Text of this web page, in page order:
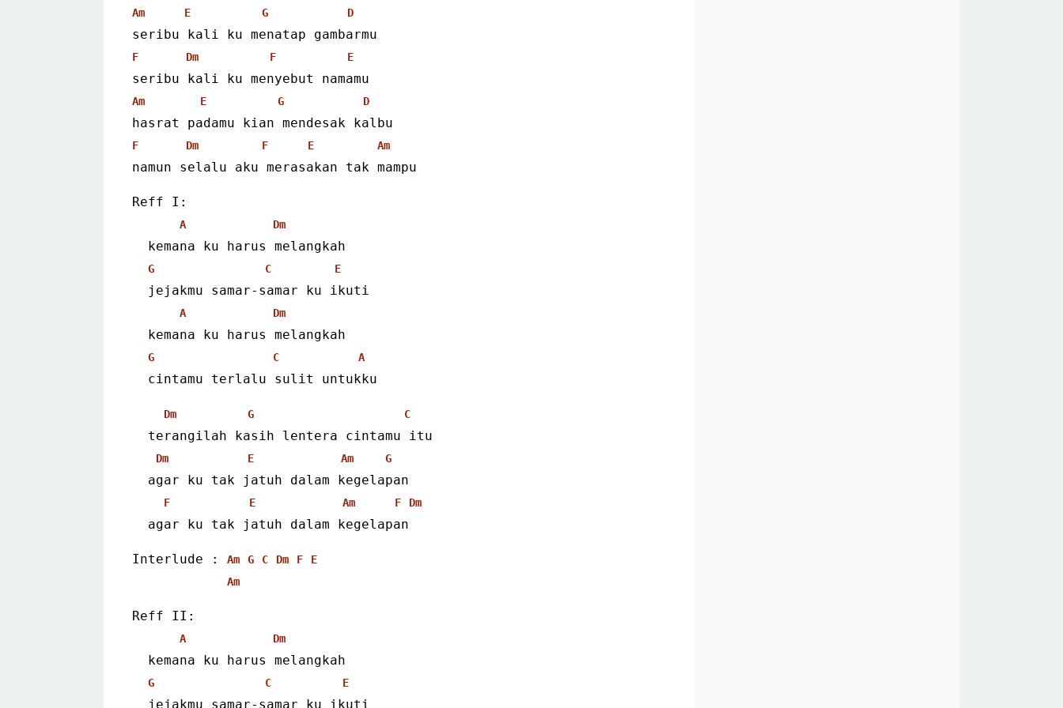
Am E G D
seribu kali ku menatap gambarmu
F Dm F E
seribu kali ku menyebut namamu
Am E G D
hasrat padamu kian mendesak kalbu
F Dm F E Am
namun selalu aku merasakan tak mampu
Reff I:
A Dm
kemana ku harus melangkah
G C E
jejakmu samar-samar ku ikuti
A Dm
kemana ku harus melangkah
G C A
cintamu terlalu sulit untukku
Dm G C
terangilah kasih lentera cintamu itu
Dm E Am G
agar ku tak jatuh dalam kegelapan
F E Am F Dm
agar ku tak jatuh dalam kegelapan
Interlude : Am G C Dm F
E
Am
Reff II:
A Dm
kemana ku harus melangkah
G C E
jejakmu samar-samar ku ikuti